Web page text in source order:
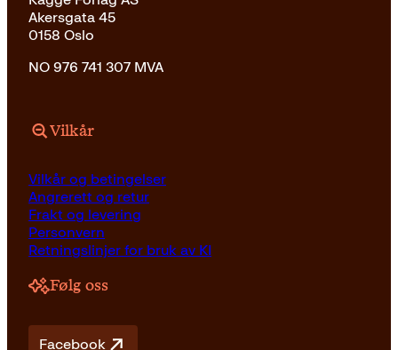
Akersgata 45
0158 Oslo
NO 976 741 307 MVA
Vilkår
Vilkår og betingelser
Angrerett og retur
Frakt og levering
Personvern
Retningslinjer for bruk av KI
Følg oss
Facebook